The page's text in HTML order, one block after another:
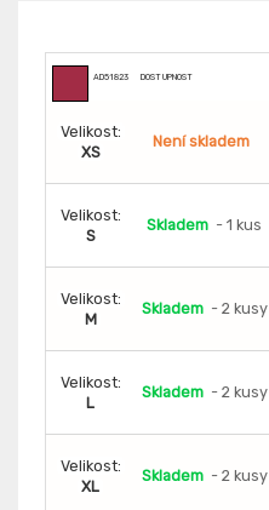
AD51823 DOSTUPNOST
Velikost:
XS
Není skladem
Velikost:
S
Skladem - 1 kus
Velikost:
M
Skladem - 2 kusy
Velikost:
L
Skladem - 2 kusy
Velikost:
XL
Skladem - 2 kusy